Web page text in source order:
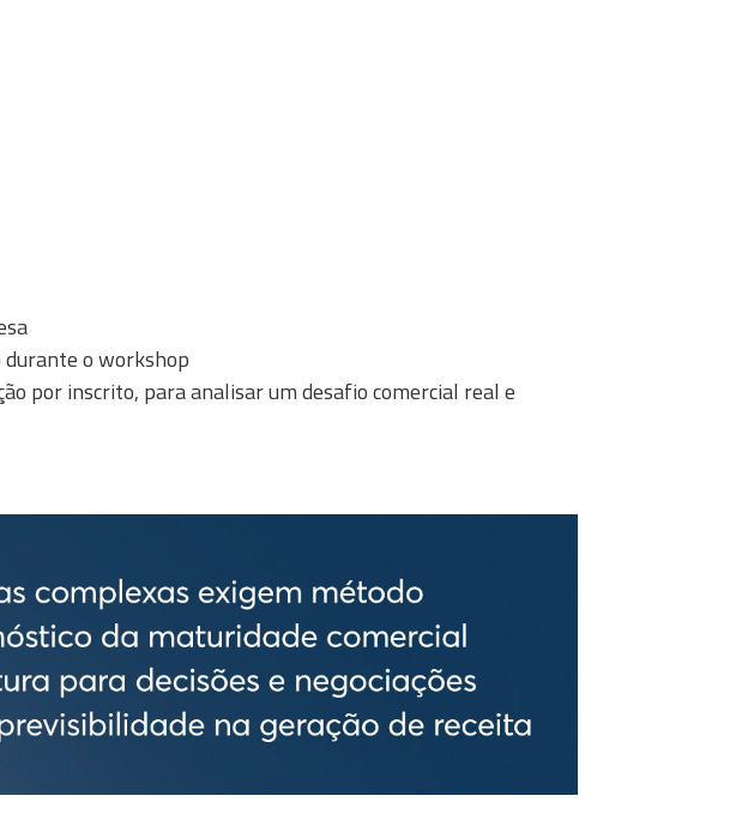
durante o workshop
por inscrito, para analisar um desafio comercial real e